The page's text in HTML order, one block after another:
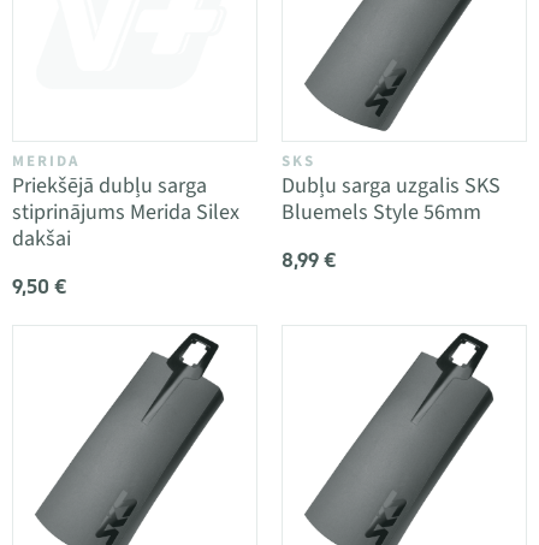
MERIDA
Priekšējā dubļu sarga
stiprinājums Merida Silex
dakšai
9,50 €
SKS
Dubļu sarga uzgalis SKS
Bluemels Style 56mm
8,99 €